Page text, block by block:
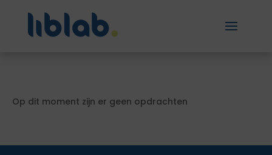
Op dit moment zijn er geen opdrachten